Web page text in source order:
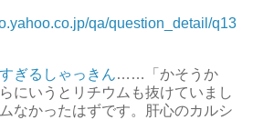
qa/question_detail/q13
ぎるしゃっきん……「かそうか
にいうとリチウムも抜けていまし
なかったはずです。肝心のカルシ